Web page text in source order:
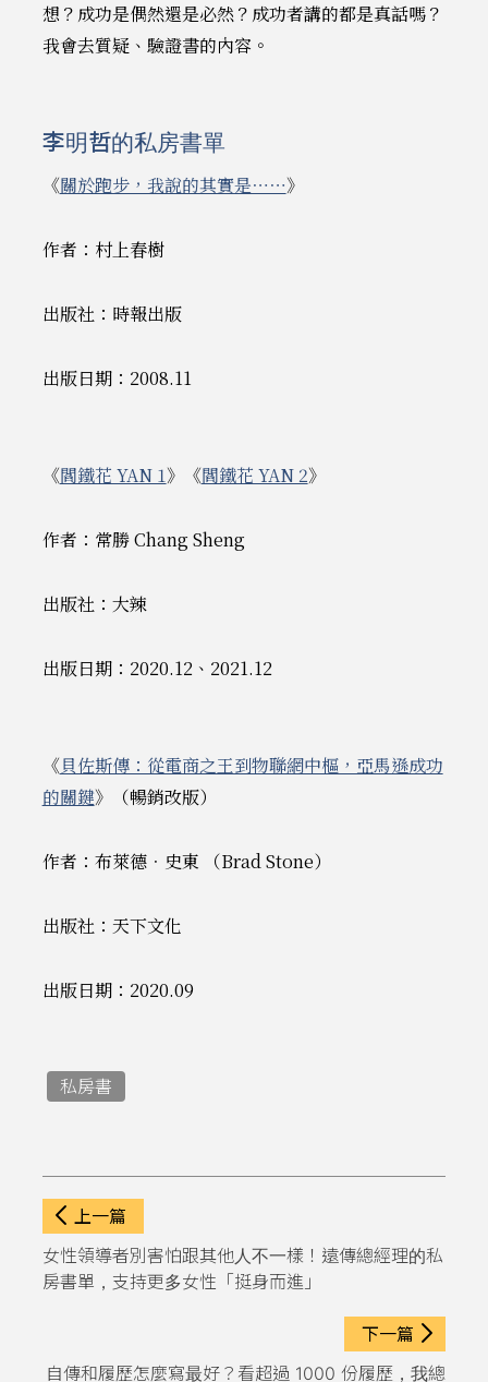
想？成功是偶然還是必然？成功者講的都是真話嗎？
我會去質疑、驗證書的內容。
李明哲的私房書單
《關於跑步，我說的其實是⋯⋯》
作者：村上春樹
出版社：時報出版
出版日期：2008.11
《閻鐵花 YAN 1》《閻鐵花 YAN 2》
作者：常勝 Chang Sheng
出版社：大辣
出版日期：2020.12、2021.12
《貝佐斯傳：從電商之王到物聯網中樞，亞馬遜成功
的關鍵》（暢銷改版）
作者：布萊德．史東 （Brad Stone）
出版社：天下文化
出版日期：2020.09
私房書
上一篇
女性領導者別害怕跟其他人不一樣！遠傳總經理的私
房書單，支持更多女性「挺身而進」
下一篇
自傳和履歷怎麼寫最好？看超過 1000 份履歷，我總